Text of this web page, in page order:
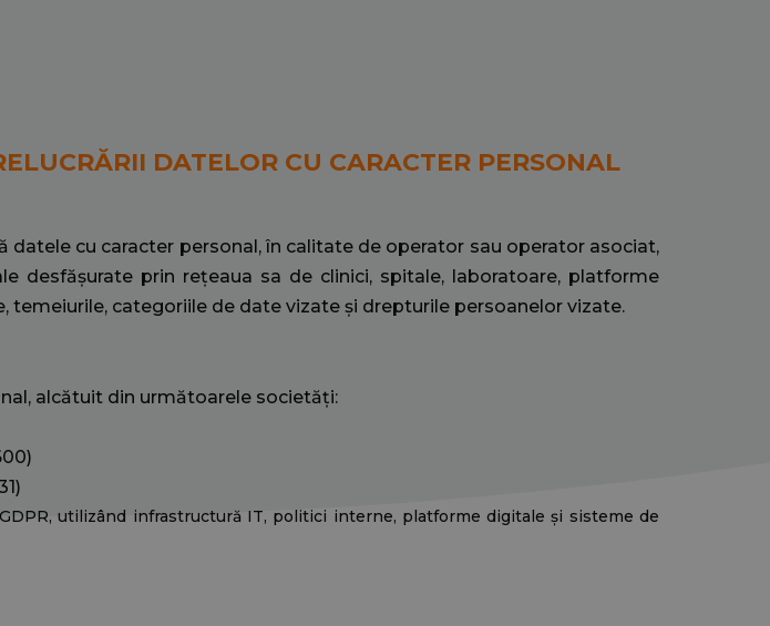
DATELOR CU CARACTER PERSONAL
cu caracter personal, în calitate de operator sau operator asociat,
desfășurate prin rețeaua sa de clinici, spitale, laboratoare, platforme
temeiurile, categoriile de date vizate și drepturile persoanelor vizate.
alcătuit din următoarele societăți:
utilizând infrastructură IT, politici interne, platforme digitale și sisteme de